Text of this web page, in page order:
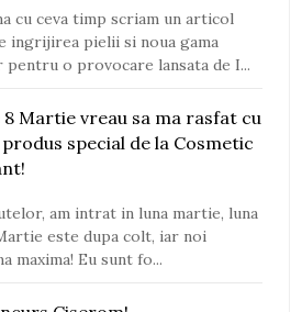
cu ceva timp scriam un articol
ingrijirea pielii si noua gama
pentru o provocare lansata de I...
8 Martie vreau sa ma rasfat cu
special de la Cosmetic
am intrat in luna martie, luna
este dupa colt, iar noi
maxima! Eu sunt fo...